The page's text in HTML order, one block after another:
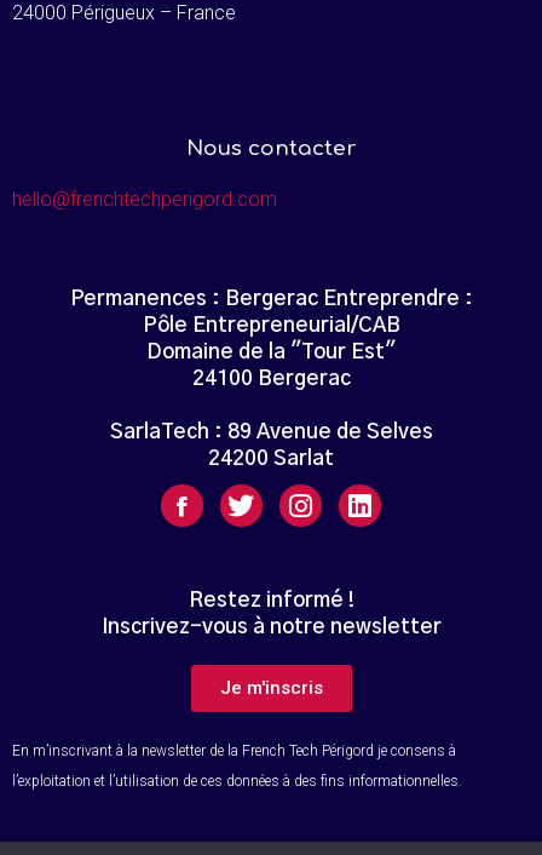
24000 Périgueux – France
Nous contacter
hello@frenchtechperigord.com
Permanences : Bergerac Entreprendre :
Pôle Entrepreneurial/CAB
Domaine de la "Tour Est"
24100 Bergerac
SarlaTech : 89 Avenue de Selves
24200 Sarlat
Restez informé !
Inscrivez-vous à notre newsletter
Je m'inscris
En m’inscrivant à la newsletter de la French Tech Périgord je consens à
l’exploitation et l’utilisation de ces données à des fins informationnelles.